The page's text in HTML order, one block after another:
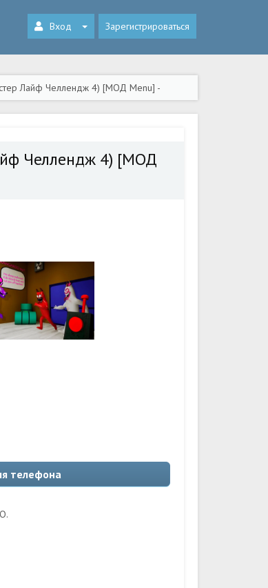
Вход Зарегистрироваться
Лайф Челлендж 4) [МОД Menu] -
Челлендж 4) [МОД
телефона